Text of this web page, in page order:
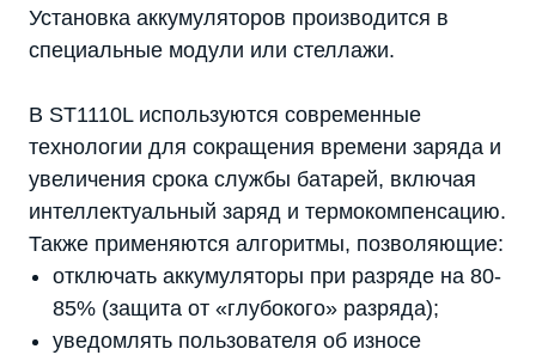
Установка аккумуляторов производится в
специальные модули или стеллажи.
В ST1110L используются современные
технологии для сокращения времени заряда и
увеличения срока службы батарей, включая
интеллектуальный заряд и термокомпенсацию.
Также применяются алгоритмы, позволяющие:
отключать аккумуляторы при разряде на 80-
85% (защита от «глубокого» разряда);
уведомлять пользователя об износе